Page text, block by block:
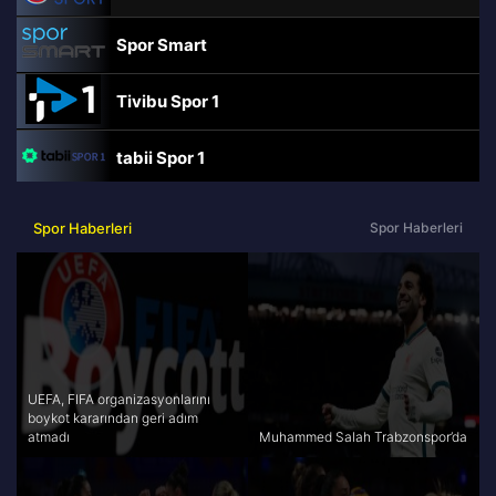
Spor Smart
Tivibu Spor 1
tabii Spor 1
tabii Spor
A Spor
Tivibu Spor
Spor Haberleri Spor Haberleri
UEFA, FIFA organizasyonlarını
boykot kararından geri adım
atmadı
Muhammed Salah Trabzonspor’da